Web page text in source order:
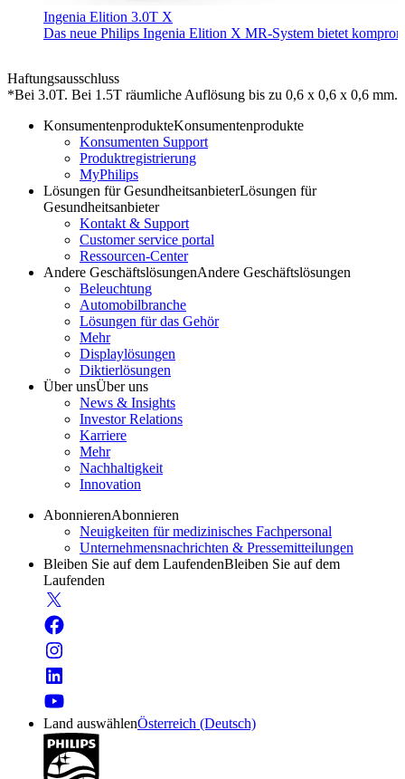
Ingenia Elition 3.0T X
Das neue Philips Ingenia Elition X MR-System bietet
Haftungsausschluss
*Bei 3.0T. Bei 1.5T räumliche Auflösung bis zu 0,6 x 0,6 x 0,6 mm.
KonsumentenprodukteKonsumentenprodukte
Konsumenten Support
Produktregistrierung
MyPhilips
Lösungen für GesundheitsanbieterLösungen für
Gesundheitsanbieter
Kontakt & Support
Customer service portal
Ressourcen-Center
Andere GeschäftslösungenAndere Geschäftslösungen
Beleuchtung
Automobilbranche
Lösungen für das Gehör
Mehr
Displaylösungen
Diktierlösungen
Über unsÜber uns
News & Insights
Investor Relations
Karriere
Mehr
Nachhaltigkeit
Innovation
AbonnierenAbonnieren
Neuigkeiten für medizinisches Fachpersonal
Unternehmensnachrichten & Pressemitteilungen
Bleiben Sie auf dem LaufendenBleiben Sie auf dem
Laufenden
Land auswählenÖsterreich (Deutsch)